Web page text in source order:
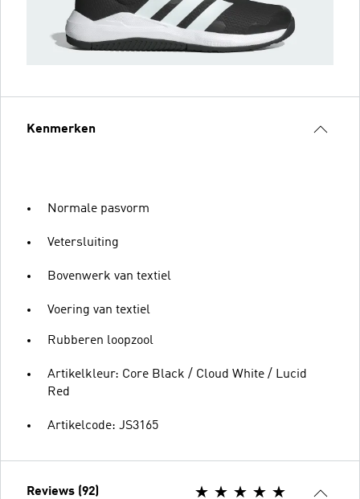
Kenmerken
Normale pasvorm
Vetersluiting
Bovenwerk van textiel
Voering van textiel
Rubberen loopzool
Artikelkleur: Core Black / Cloud White / Lucid
Red
Artikelcode: JS3165
Reviews (92)